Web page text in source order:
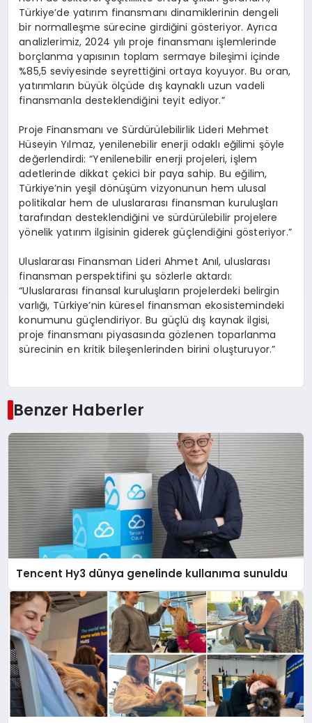
Türkiye’de yatırım finansmanı dinamiklerinin dengeli
bir normalleşme sürecine girdiğini gösteriyor. Ayrıca
analizlerimiz, 2024 yılı proje finansmanı işlemlerinde
borçlanma yapısının toplam sermaye bileşimi içinde
%85,5 seviyesinde seyrettiğini ortaya koyuyor. Bu oran,
yatırımların büyük ölçüde dış kaynaklı uzun vadeli
finansmanla desteklendiğini teyit ediyor.”
Proje Finansmanı ve Sürdürülebilirlik Lideri Mehmet
Hüseyin Yılmaz, yenilenebilir enerji odaklı eğilimi şöyle
değerlendirdi: “Yenilenebilir enerji projeleri, işlem
adetlerinde dikkat çekici bir paya sahip. Bu eğilim,
Türkiye’nin yeşil dönüşüm vizyonunun hem ulusal
politikalar hem de uluslararası finansman kuruluşları
tarafından desteklendiğini ve sürdürülebilir projelere
yönelik yatırım ilgisinin giderek güçlendiğini gösteriyor.”
Uluslararası Finansman Lideri Ahmet Anıl, uluslarası
finansman perspektifini şu sözlerle aktardı:
“Uluslararası finansal kuruluşların projelerdeki belirgin
varlığı, Türkiye’nin küresel finansman ekosistemindeki
konumunu güçlendiriyor. Bu güçlü dış kaynak ilgisi,
proje finansmanı piyasasında gözlenen toparlanma
sürecinin en kritik bileşenlerinden birini oluşturuyor.”
Benzer Haberler
Tencent Hy3 dünya genelinde kullanıma sunuldu